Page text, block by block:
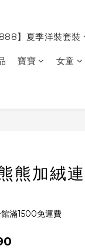
888】夏季洋裝套裝
寶寶 女童
熊加絨
滿1500免運費